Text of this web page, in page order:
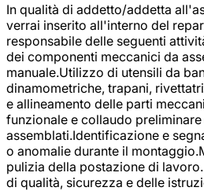
In qualità di addetto/addetta
verrai inserito all'interno del
responsabile delle seguenti
dei componenti meccanici da
manuale.Utilizzo di utensili da
dinamometriche, trapani,
e allineamento delle parti
funzionale e collaudo
assemblati.Identificazione e
o anomalie durante il
pulizia della postazione di
di qualità, sicurezza e delle